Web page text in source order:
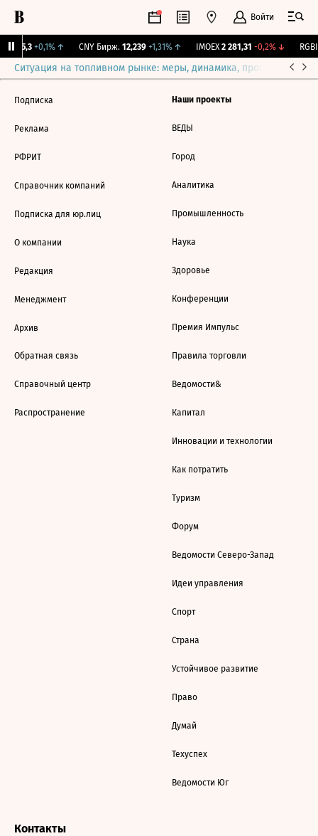
Войти
115,3 +0,1%↑ CNY Бирж. 12,239 +1,31%↑ IMOEX 2 281,31 -0,2%↓
Ситуация на топливном рынке: меры, динамика, прогнозы
Подписка
Реклама
РФРИТ
Справочник компаний
Подписка для юр.лиц
О компании
Редакция
Менеджмент
Архив
Обратная связь
Справочный центр
Распространение
Наши проекты
ВЕДЫ
Город
Аналитика
Промышленность
Наука
Здоровье
Конференции
Премия Импульс
Правила торговли
Ведомости&
Капитал
Инновации и технологии
Как потратить
Туризм
Форум
Ведомости Северо-Запад
Идеи управления
Спорт
Страна
Устойчивое развитие
Право
Думай
Техуспех
Ведомости Юг
Контакты